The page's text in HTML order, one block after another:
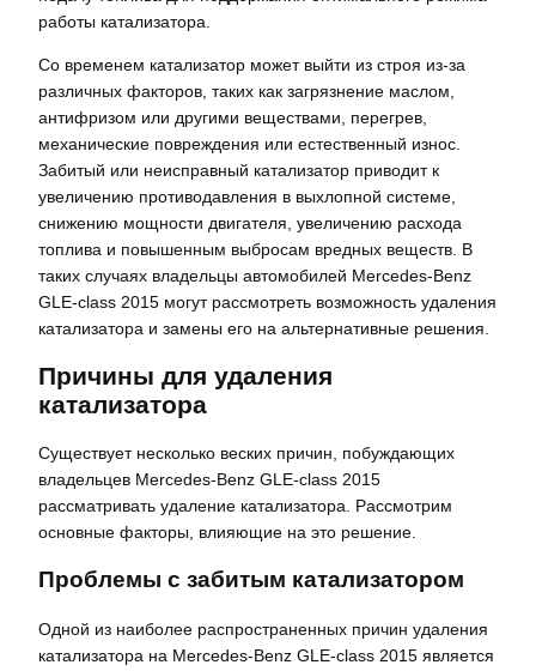
работы катализатора.
Со временем катализатор может выйти из строя из-за
различных факторов, таких как загрязнение маслом,
антифризом или другими веществами, перегрев,
механические повреждения или естественный износ.
Забитый или неисправный катализатор приводит к
увеличению противодавления в выхлопной системе,
снижению мощности двигателя, увеличению расхода
топлива и повышенным выбросам вредных веществ. В
таких случаях владельцы автомобилей Mercedes-Benz
GLE-class 2015 могут рассмотреть возможность удаления
катализатора и замены его на альтернативные решения.
Причины для удаления
катализатора
Существует несколько веских причин, побуждающих
владельцев Mercedes-Benz GLE-class 2015
рассматривать удаление катализатора. Рассмотрим
основные факторы, влияющие на это решение.
Проблемы с забитым катализатором
Одной из наиболее распространенных причин удаления
катализатора на Mercedes-Benz GLE-class 2015 является